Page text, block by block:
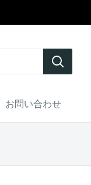
お問い合わせ